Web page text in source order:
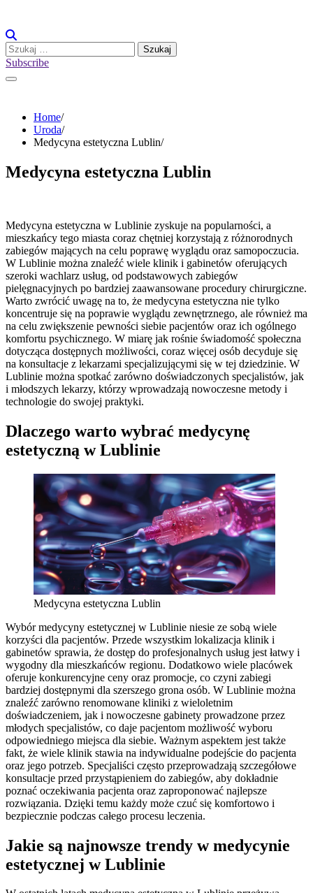
content
Szukaj:
Subscribe
Home
Uroda
Medycyna estetyczna Lublin
Medycyna estetyczna Lublin
Medycyna estetyczna w Lublinie zyskuje na popularności, a
mieszkańcy tego miasta coraz chętniej korzystają z różnorodnych
zabiegów mających na celu poprawę wyglądu oraz samopoczucia.
W Lublinie można znaleźć wiele klinik i gabinetów oferujących
szeroki wachlarz usług, od podstawowych zabiegów
pielęgnacyjnych po bardziej zaawansowane procedury chirurgiczne.
Warto zwrócić uwagę na to, że medycyna estetyczna nie tylko
koncentruje się na poprawie wyglądu zewnętrznego, ale również ma
na celu zwiększenie pewności siebie pacjentów oraz ich ogólnego
komfortu psychicznego. W miarę jak rośnie świadomość społeczna
dotycząca dostępnych możliwości, coraz więcej osób decyduje się
na konsultacje z lekarzami specjalizującymi się w tej dziedzinie. W
Lublinie można spotkać zarówno doświadczonych specjalistów, jak
i młodszych lekarzy, którzy wprowadzają nowoczesne metody i
technologie do swojej praktyki.
Dlaczego warto wybrać medycynę
estetyczną w Lublinie
Medycyna estetyczna Lublin
Wybór medycyny estetycznej w Lublinie niesie ze sobą wiele
korzyści dla pacjentów. Przede wszystkim lokalizacja klinik i
gabinetów sprawia, że dostęp do profesjonalnych usług jest łatwy i
wygodny dla mieszkańców regionu. Dodatkowo wiele placówek
oferuje konkurencyjne ceny oraz promocje, co czyni zabiegi
bardziej dostępnymi dla szerszego grona osób. W Lublinie można
znaleźć zarówno renomowane kliniki z wieloletnim
doświadczeniem, jak i nowoczesne gabinety prowadzone przez
młodych specjalistów, co daje pacjentom możliwość wyboru
odpowiedniego miejsca dla siebie. Ważnym aspektem jest także
fakt, że wiele klinik stawia na indywidualne podejście do pacjenta
oraz jego potrzeb. Specjaliści często przeprowadzają szczegółowe
konsultacje przed przystąpieniem do zabiegów, aby dokładnie
poznać oczekiwania pacjenta oraz zaproponować najlepsze
rozwiązania. Dzięki temu każdy może czuć się komfortowo i
bezpiecznie podczas całego procesu leczenia.
Jakie są najnowsze trendy w medycynie
estetycznej w Lublinie